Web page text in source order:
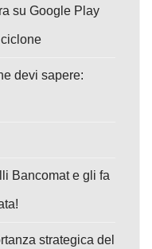
su Google Play
devi sapere:
Bancomat e gli fa
strategica del